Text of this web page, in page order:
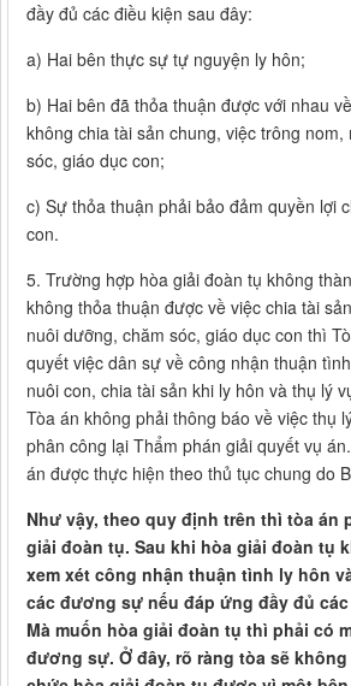
đầy đủ các điều kiện sau đây:
a) Hai bên thực sự tự nguyện ly hôn;
b) Hai bên đã thỏa thuận được với nhau
không chia tài sản chung, việc trông
sóc, giáo dục con;
c) Sự thỏa thuận phải bảo đảm quyền lợi
con.
5. Trường hợp hòa giải đoàn tụ không
không thỏa thuận được về việc chia tài
nuôi dưỡng, chăm sóc, giáo dục con thì
quyết việc dân sự về công nhận thuận
nuôi con, chia tài sản khi ly hôn và thụ lý
Tòa án không phải thông báo về việc thụ
phân công lại Thẩm phán giải quyết vụ
án được thực hiện theo thủ tục chung do
Như vậy, theo quy định trên thì tòa án
giải đoàn tụ. Sau khi hòa giải đoàn tụ
xem xét công nhận thuận tình ly hôn
các đương sự nếu đáp ứng đầy đủ
Mà muốn hòa giải đoàn tụ thì phải có
đương sự. Ở đây, rõ ràng tòa sẽ